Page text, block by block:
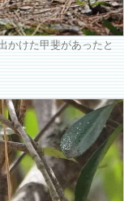
かけた甲斐があったと